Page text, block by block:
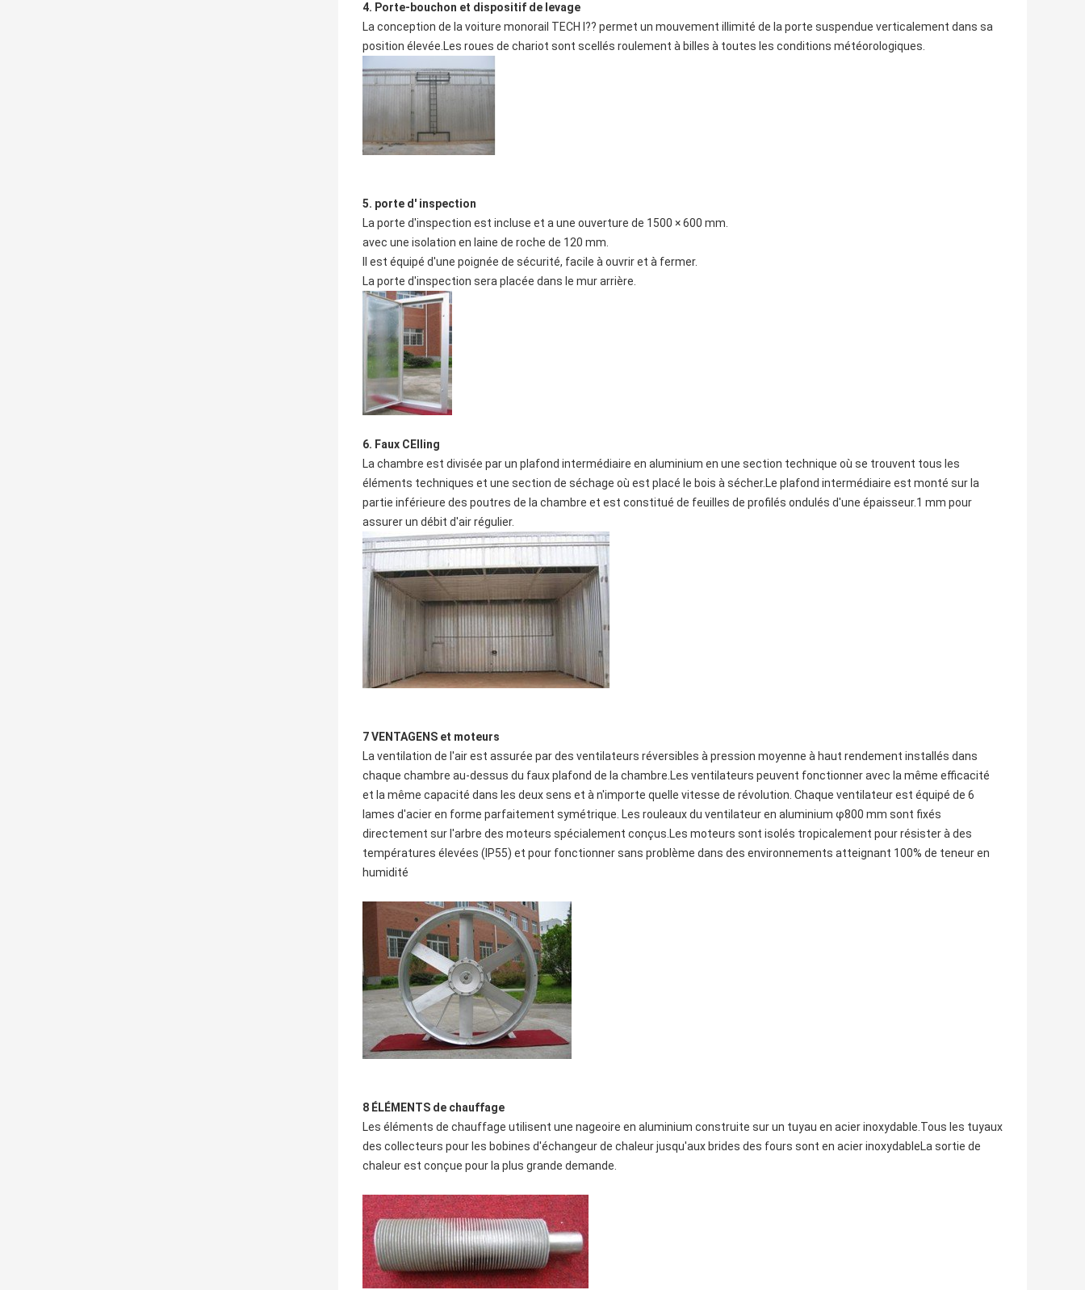
4. Porte-bouchon et dispositif de levage
La conception de la voiture monorail TECH I?? permet un mouvement illimité de la porte suspendue verticalement dans sa
position élevée.Les roues de chariot sont scellés roulement à billes à toutes les conditions météorologiques.
5. porte d' inspection
La porte d'inspection est incluse et a une ouverture de 1500 × 600 mm.
avec une isolation en laine de roche de 120 mm.
Il est équipé d'une poignée de sécurité, facile à ouvrir et à fermer.
La porte d'inspection sera placée dans le mur arrière.
6. Faux CE Iling
La chambre est divisée par un plafond intermédiaire en aluminium en une section technique où se trouvent tous les
éléments techniques et une section de séchage où est placé le bois à sécher.Le plafond intermédiaire est monté sur la
partie inférieure des poutres de la chambre et est constitué de feuilles de profilés ondulés d'une épaisseur.1 mm pour
assurer un débit d'air régulier.
7 VENTAGENS et moteurs
La ventilation de l'air est assurée par des ventilateurs réversibles à pression moyenne à haut rendement installés dans
chaque chambre au-dessus du faux plafond de la chambre.Les ventilateurs peuvent fonctionner avec la même efficacité
et la même capacité dans les deux sens et à n'importe quelle vitesse de révolution. Chaque ventilateur est équipé de 6
lames d'acier en forme parfaitement symétrique. Les rouleaux du ventilateur en aluminium φ800 mm sont fixés
directement sur l'arbre des moteurs spécialement conçus.Les moteurs sont isolés tropicalement pour résister à des
températures élevées (IP55) et pour fonctionner sans problème dans des environnements atteignant 100% de teneur en
humidité
8 ÉLÉMENTS de chauffage
Les éléments de chauffage utilisent une nageoire en aluminium construite sur un tuyau en acier inoxydable.Tous les tuyaux
des collecteurs pour les bobines d'échangeur de chaleur jusqu'aux brides des fours sont en acier inoxydableLa sortie de
chaleur est conçue pour la plus grande demande.